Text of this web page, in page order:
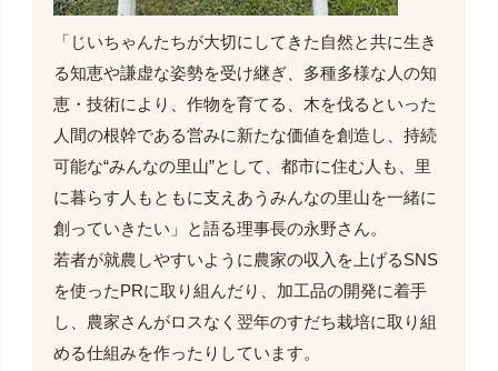
「じいちゃんたちが大切にしてきた自然と共に生き
る知恵や謙虚な姿勢を受け継ぎ、多種多様な人の知
恵・技術により、作物を育てる、木を伐るといった
人間の根幹である営みに新たな価値を創造し、持続
可能な“みんなの里山”として、都市に住む人も、里
に暮らす人もともに支えあうみんなの里山を一緒に
創っていきたい」と語る理事長の永野さん。
若者が就農しやすいように農家の収入を上げるSNS
を使ったPRに取り組んだり、加工品の開発に着手
し、農家さんがロスなく翌年のすだち栽培に取り組
める仕組みを作ったりしています。